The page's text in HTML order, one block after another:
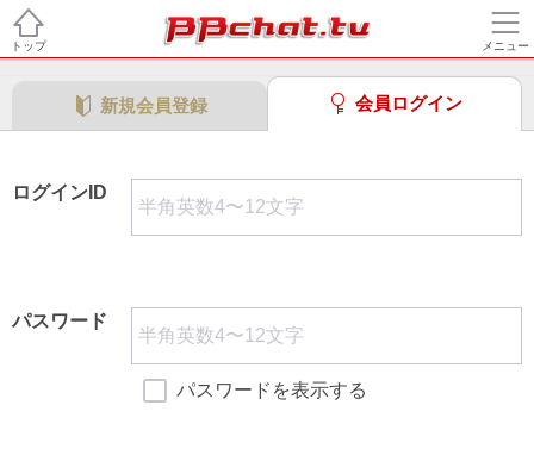
トップ メニュー
新規会員登録 会員ログイン
ログインID
パスワード
パスワードを表示する